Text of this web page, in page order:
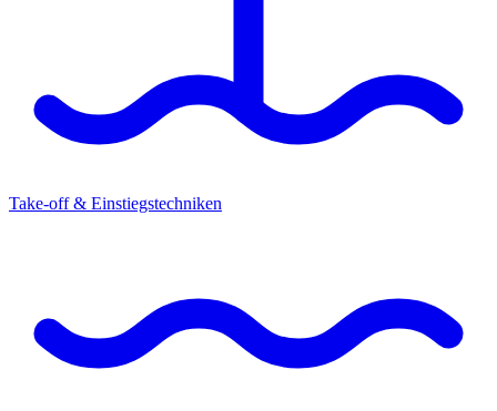
Take-off & Einstiegstechniken